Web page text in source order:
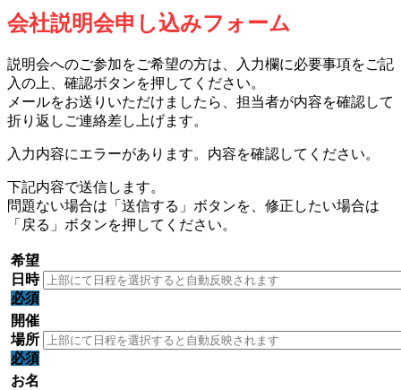
会社説明会申し込みフォーム
説明会へのご参加をご希望の方は、入力欄に必要事項をご記
入の上、確認ボタンを押してください。
メールをお送りいただけましたら、担当者が内容を確認して
折り返しご連絡差し上げます。
入力内容にエラーがあります。内容を確認してください。
下記内容で送信します。
問題ない場合は「送信する」ボタンを、修正したい場合は
「戻る」ボタンを押してください。
希望
日時
必須
開催
場所
必須
お名